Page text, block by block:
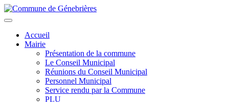
Aller
au
principal
Toggle
navigationAccueil
Mairie
Présentation de la commune
Le Conseil Municipal
Réunions du Conseil Municipal
Personnel Municipal
Service rendu par la Commune
PLU